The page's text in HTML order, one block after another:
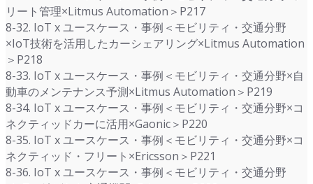
リート管理×Litmus Automation＞P217
8-32. IoT x ユースケース・事例＜モビリティ・交通分野
×IoT技術を活用したカーシェアリング×Litmus Automation
＞P218
8-33. IoT x ユースケース・事例＜モビリティ・交通分野×自
動車のメンテナンス予測×Litmus Automation＞P219
8-34. IoT x ユースケース・事例＜モビリティ・交通分野×コ
ネクティッドカーに活用×Gaonic＞P220
8-35. IoT x ユースケース・事例＜モビリティ・交通分野×コ
ネクティッド・フリート×Ericsson＞P221
8-36. IoT x ユースケース・事例＜モビリティ・交通分野